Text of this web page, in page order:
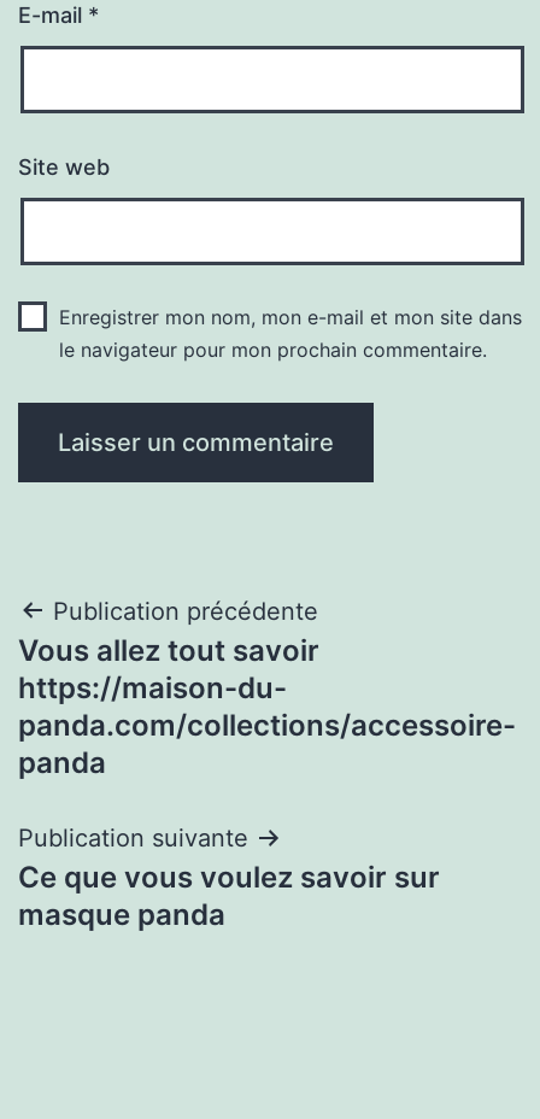
E-mail *
Site web
Enregistrer mon nom, mon e-mail et mon site dans
le navigateur pour mon prochain commentaire.
Navigation
de
l’article
Publication précédente
Vous allez tout savoir
https://maison-du-
panda.com/collections/accessoire-
panda
Publication suivante
Ce que vous voulez savoir sur
masque panda